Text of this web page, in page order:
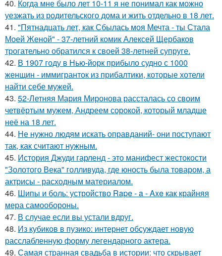
40. Когда мне было лет 10-11 я не понимал как можно
уезжать из родительского дома и жить отдельно в 18 лет.
41. "Пятнадцать лет, как Сбылась моя Мечта - ты Стала
Моей Женой" - 37-летний комик Алексей Щербаков
трогательно обратился к своей 38-летней супруге.
42. В 1907 году в Нью-йорк прибыло судно с 1000
женщин - иммигранток из прибалтики, которые хотели
найти себе мужей.
43. 52-Летняя Мария Миронова рассталась со своим
четвёртым мужем, Андреем сорокой, который младше
неё на 18 лет.
44. Не нужно людям искать оправданий- они поступают
так, как считают нужным.
45. История Джуди гарленд - это манифест жестокости
"Золотого Века" голливуда, где юность была товаром, а
актрисы - расходным материалом.
46. Шипы и боль: устройство Rape - a - Axe как крайняя
мера самообороны.
47. В случае если вы устали вдруг.
48. Из кубиков в пузико: интернет обсуждает новую
расслабленную форму легендарного актера.
49. Самая странная свадьба в истории: что скрывает